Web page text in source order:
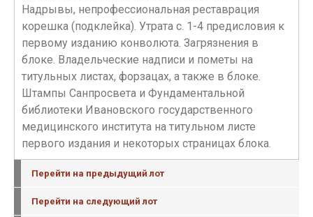
Надрывы, непрофессиональная реставрация
корешка (подклейка). Утрата с. 1-4 предисловия к
первому изданию конволюта. Загрязнения в
блоке. Владельческие надписи и пометы на
титульных листах, форзацах, а также в блоке.
Штампы Санпросвета и Фундаментальной
библиотеки Ивановского государственного
медицинского института на титульном листе
первого издания и некоторых страницах блока.
Перейти на предыдущий лот
Перейти на следующий лот